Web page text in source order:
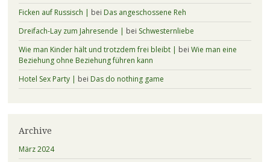
Ficken auf Russisch | bei Das angeschossene Reh
Dreifach-Lay zum Jahresende | bei Schwesternliebe
Wie man Kinder hält und trotzdem frei bleibt | bei Wie man eine
Beziehung ohne Beziehung führen kann
Hotel Sex Party | bei Das do nothing game
Archive
März 2024